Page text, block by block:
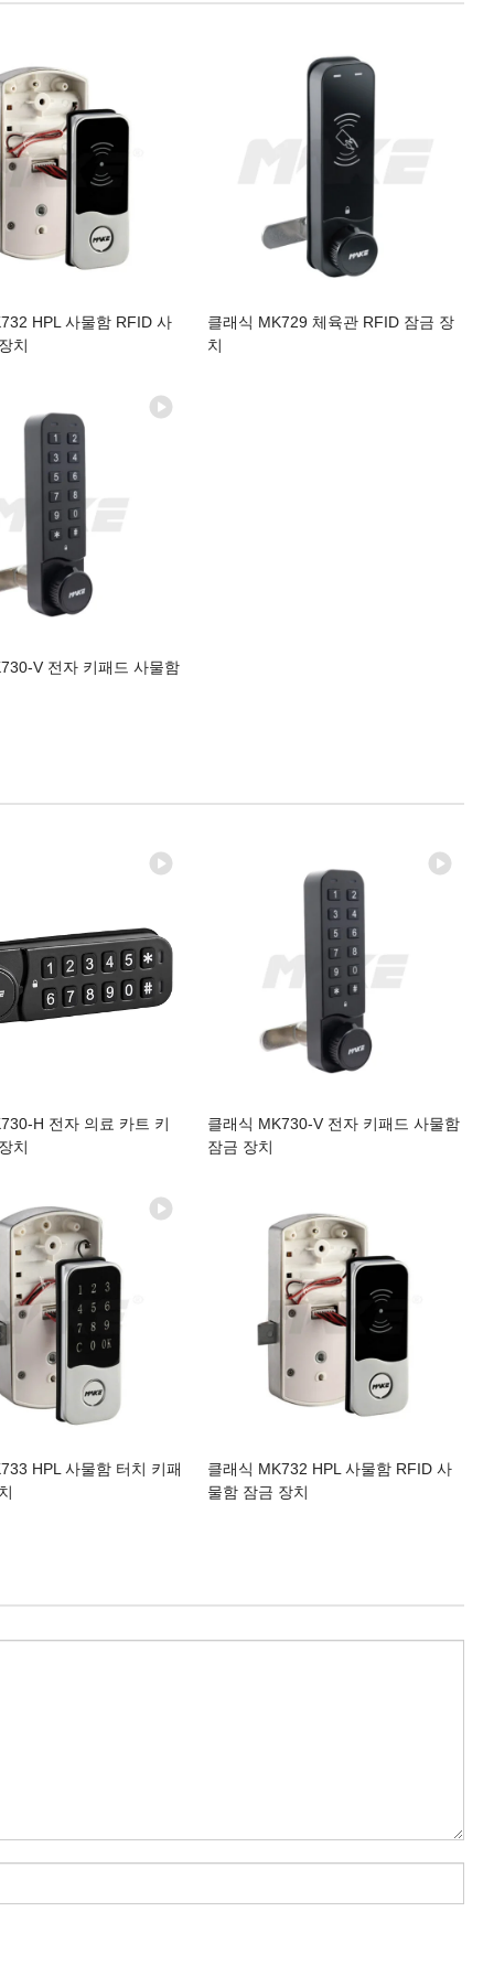
HPL 사물함 RFID 사
치
클래식 MK729 체육관 RFID 잠금 장
치
V 전자 키패드 사물함
H 전자 의료 카트 키
치
클래식 MK730-V 전자 키패드 사물함
잠금 장치
HPL 사물함 터치 키패
클래식 MK732 HPL 사물함 RFID 사
물함 잠금 장치